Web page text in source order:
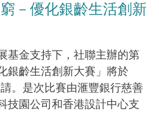
－優化銀齡生活創新
基金支持下，社聯主辦的第
銀齡生活創新大賽」將於
。是次比賽由滙豐銀行慈善
技園公司和香港設計中心支